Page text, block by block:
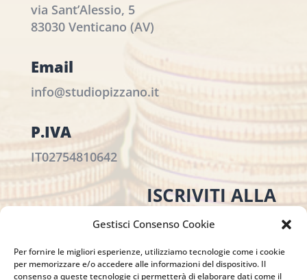
Gestisci Consenso Cookie
Per fornire le migliori esperienze, utilizziamo tecnologie come i cookie
per memorizzare e/o accedere alle informazioni del dispositivo. Il
consenso a queste tecnologie ci permetterà di elaborare dati come il
via Sant’Alessio, 5
83030 Venticano (AV)
Email
info@studiopizzano.it
P.IVA
IT02754810642
ISCRIVITI ALLA
NEWSLETTER
novità, clicca sul pulsante qui sotto e
iscriviti alla nostra newsletter.